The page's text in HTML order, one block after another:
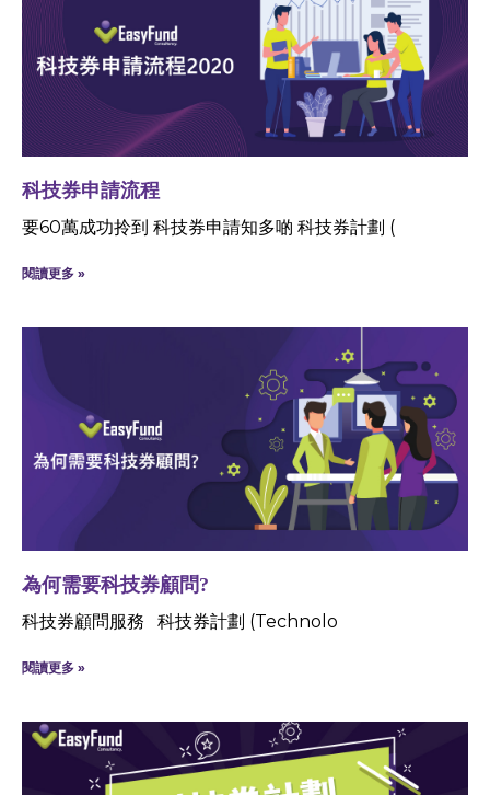
科技券申請流程
要60萬成功拎到 科技券申請知多啲 科技券計劃 (
閱讀更多 »
為何需要科技券顧問?
科技券顧問服務 科技券計劃 (Technolo
閱讀更多 »